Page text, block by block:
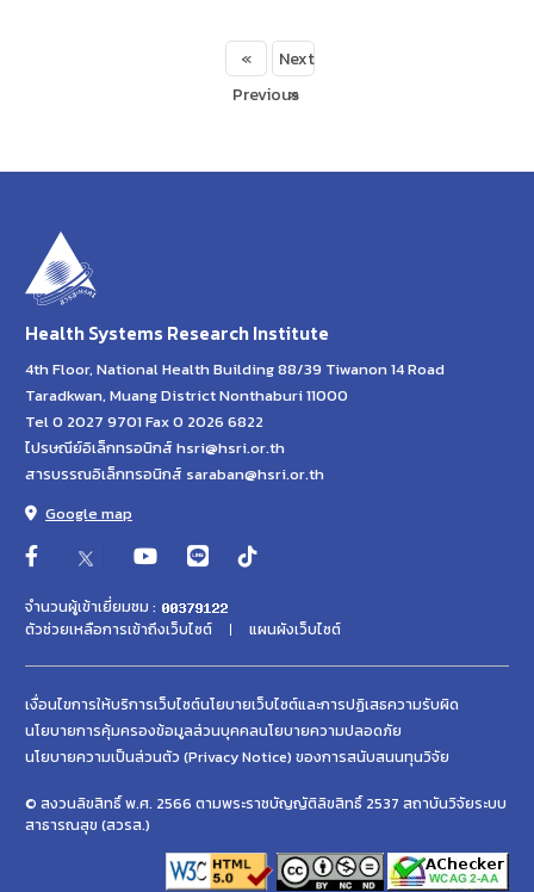
«
Previous
Next
»
Health Systems Research Institute
4th Floor, National Health Building 88/39 Tiwanon 14 Road
Taradkwan, Muang District Nonthaburi 11000
Tel 0 2027 9701 Fax 0 2026 6822
ไปรษณีย์อิเล็กทรอนิกส์ hsri@hsri.or.th
สารบรรณอิเล็กทรอนิกส์ saraban@hsri.or.th
Google map
จำนวนผู้เข้าเยี่ยมชม :
ตัวช่วยเหลือการเข้าถึงเว็บไซต์
แผนผังเว็บไซต์
เงื่อนไขการให้บริการเว็บไซต์นโยบายเว็บไซต์และการปฏิเสธความรับผิด
นโยบายการคุ้มครองข้อมูลส่วนบุคคลนโยบายความปลอดภัย
นโยบายความเป็นส่วนตัว (Privacy Notice) ของการสนับสนนทุนวิจัย
© สงวนลิขสิทธิ์ พ.ศ. 2566 ตามพระราชบัญญัติลิขสิทธิ์ 2537 สถาบันวิจัยระบบ
สาธารณสุข (สวรส.)